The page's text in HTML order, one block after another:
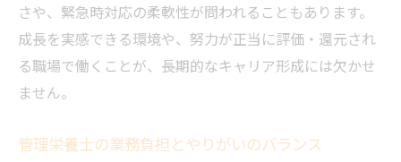
さや、緊急時対応の柔軟性が問われることもあります。
成長を実感できる環境や、努力が正当に評価・還元され
る職場で働くことが、長期的なキャリア形成には欠かせ
ません。
管理栄養士の業務負担とやりがいのバランス